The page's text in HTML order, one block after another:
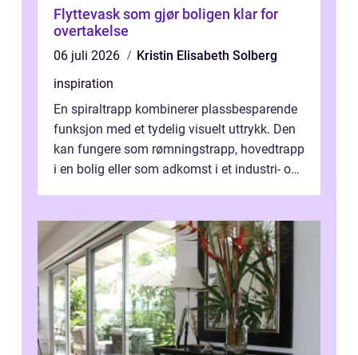
Flyttevask som gjør boligen klar for
overtakelse
06 juli 2026
Kristin Elisabeth Solberg
inspiration
En spiraltrapp kombinerer plassbesparende
funksjon med et tydelig visuelt uttrykk. Den
kan fungere som rømningstrapp, hovedtrapp
i en bolig eller som adkomst i et industri- og